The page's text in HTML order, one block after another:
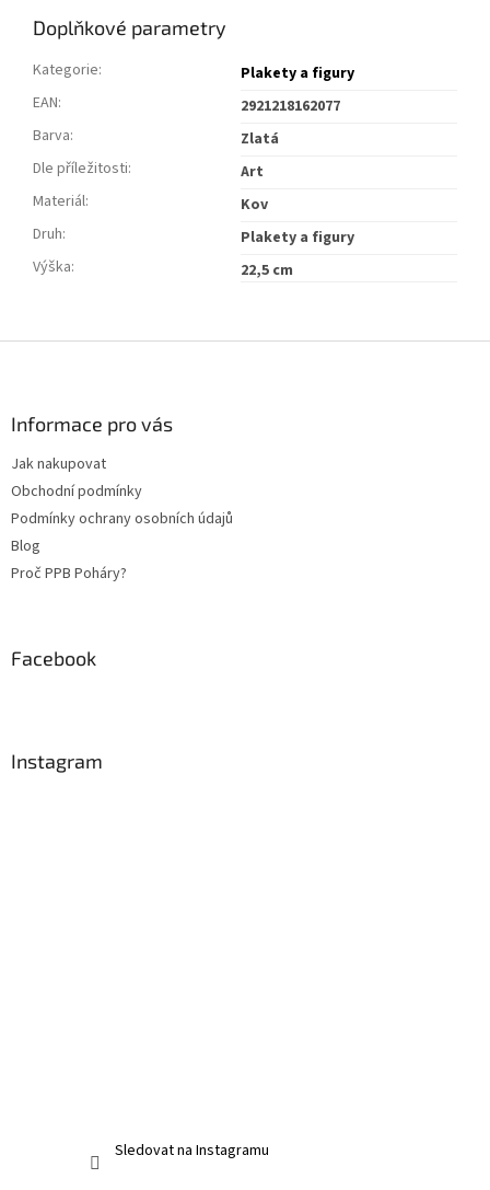
Doplňkové parametry
Kategorie:
Plakety a figury
EAN:
2921218162077
Barva:
Zlatá
Dle příležitosti:
Art
Materiál:
Kov
Druh:
Plakety a figury
Výška: 22,5 cm
Informace pro vás
Jak nakupovat
Obchodní podmínky
Podmínky ochrany osobních údajů
Blog
Proč PPB Poháry?
Facebook
Instagram
Sledovat na Instagramu